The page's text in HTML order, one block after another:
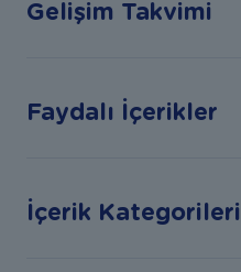
Gelişim Takvimi
Faydalı İçerikler
İçerik Kategorileri